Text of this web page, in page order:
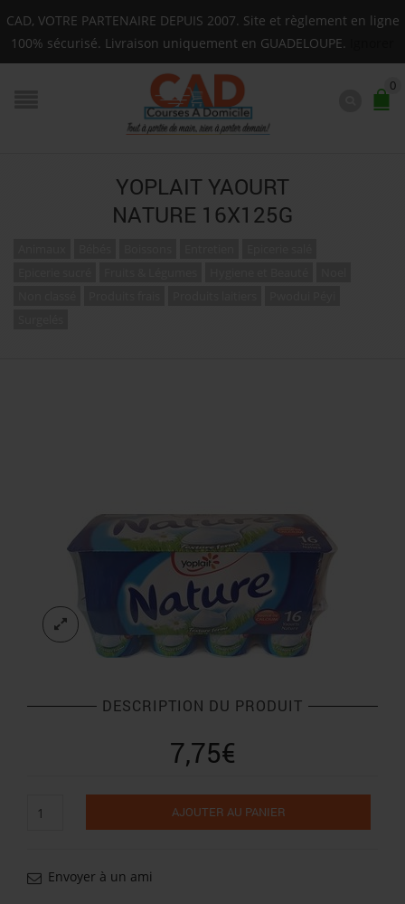
Livraison sur toute la Guadeloupe : Mardi, Jeudi,
0
YOPLAIT YAOURT
NATURE 16X125G
DESCRIPTION DU PRODUIT
7,75€
de
nature
AJOUTER AU PANIER
Envoyer à un ami
CAD, VOTRE PARTENAIRE DEPUIS 2007. Site et règlement en ligne
100% sécurisé. Livraison uniquement en GUADELOUPE.